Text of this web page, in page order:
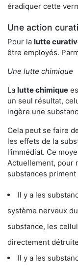
éradiquer cette
Une action
Pour la lutte
être employés.
Une lutte chimique
La lutte chimique
un seul résultat,
ingère une
Cela peut se faire
les effets de la
l'immédiat. Ce
Actuellement, pour
substances priment
Il y a les
système nerveux
substance, les
directement
Il y a les